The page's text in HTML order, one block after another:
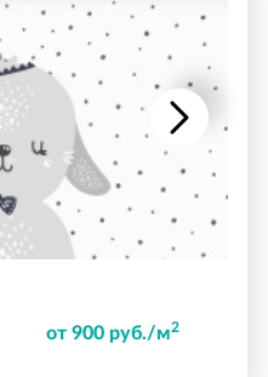
от 900 руб./м2